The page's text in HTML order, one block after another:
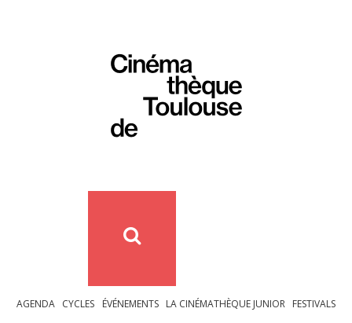
AGENDA CYCLES ÉVÉNEMENTS LA CINÉMATHÈQUE JUNIOR FESTIVALS